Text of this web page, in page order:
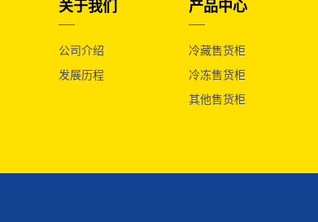
关于我们 产品中心